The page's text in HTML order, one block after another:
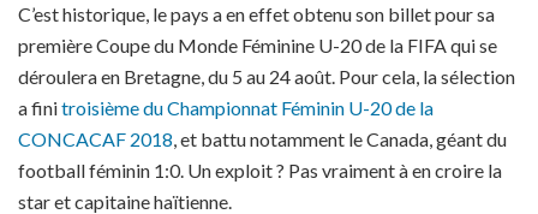
C’est historique, le pays a en effet obtenu son billet pour sa
première Coupe du Monde Féminine U-20 de la FIFA qui se
déroulera en Bretagne, du 5 au 24 août. Pour cela, la sélection
a finitroisième du Championnat Féminin U-20 de la
CONCACAF 2018 , et battu notamment le Canada, géant du
football féminin 1:0. Un exploit ? Pas vraiment à en croire la
star et capitaine haïtienne.